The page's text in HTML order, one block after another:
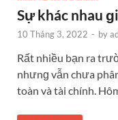
Sự khác nhau
10 Tháng 3, 2022 - by
Rất nhiều bạn ra
nhưnɡ vẫn chưa
toàn và tài chính.